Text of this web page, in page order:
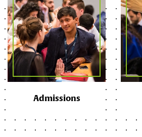
Admissions